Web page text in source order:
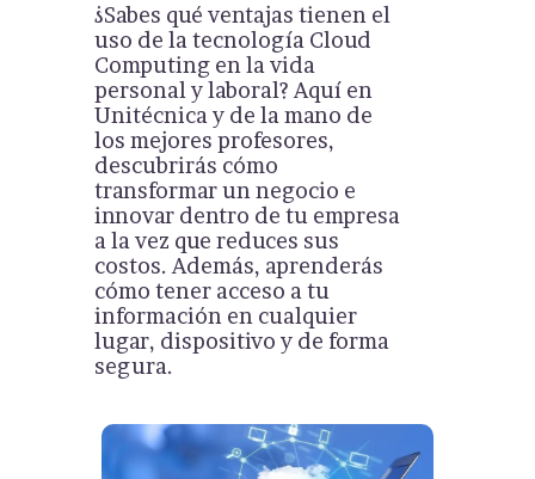
¿Sabes qué ventajas tienen el
uso de la tecnología Cloud
Computing en la vida
personal y laboral? Aquí en
Unitécnica y de la mano de
los mejores profesores,
descubrirás cómo
transformar un negocio e
innovar dentro de tu empresa
a la vez que reduces sus
costos. Además, aprenderás
cómo tener acceso a tu
información en cualquier
lugar, dispositivo y de forma
segura.